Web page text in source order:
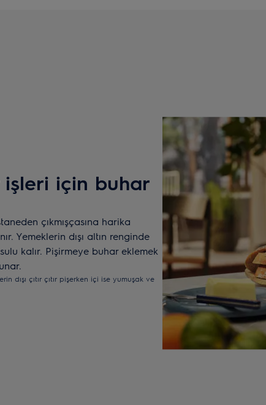
işleri için buhar
çıkmışçasına harika
Yemeklerin dışı altın renginde
kalır. Pişirmeye buhar eklemek
dışı çıtır çıtır pişerken içi ise yumuşak ve